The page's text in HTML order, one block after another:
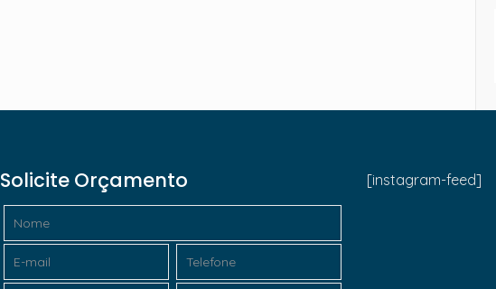
Solicite Orçamento [instagram-feed]